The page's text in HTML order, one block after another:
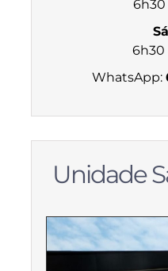
6h30
6h30
WhatsApp:
Unidade